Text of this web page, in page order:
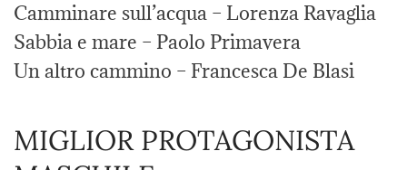
Camminare sull’acqua – Lorenza Ravaglia
Sabbia e mare – Paolo Primavera
Un altro cammino – Francesca De Blasi
MIGLIOR PROTAGONISTA